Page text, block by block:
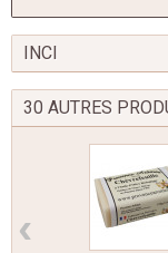
INCI
30 AUTRES
‹